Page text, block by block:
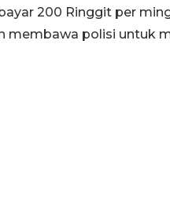
200 Ringgit per
membawa polisi untuk